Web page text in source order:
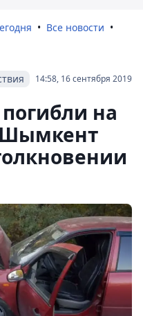
Все новости
14:58, 16 сентября 2019
на
Шымкент